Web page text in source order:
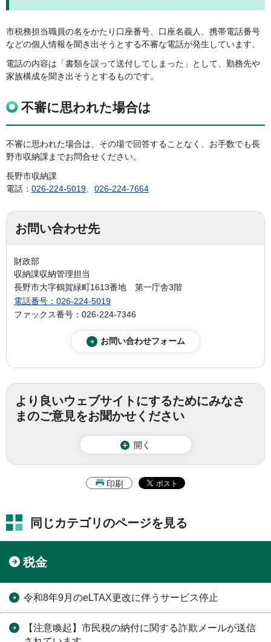
市税務担当職員の名をかたり口座番号、口座名義人、携帯電話番号
などの個人情報を聞き出そうとする不審な電話が発生しています。
電話の内容は「書類を誤って送付してしまった」として、勤務先や
家族構成を聞き出そうとするものです。
不審に思われた場合は
不審に思われた場合は、その場で回答することなく、お手数でも長
野市収納課までお問合せください。
長野市収納課
電話： 026-224-5019 026-224-7664
お問い合わせ先
財政部
収納課収納管理担当
長野市大字鶴賀緑町1613番地 第一庁舎3階
電話番号：026-224-5019
ファックス番号：026-224-7346
より良いウェブサイトにするためにみなさ
まのご意見をお聞かせください
開く
印刷
同じカテゴリのページを見る
税金
令和8年9月のeLTAX更改に伴うサービス停止
【注意喚起】市民税の納付に関する詐欺メールが送信